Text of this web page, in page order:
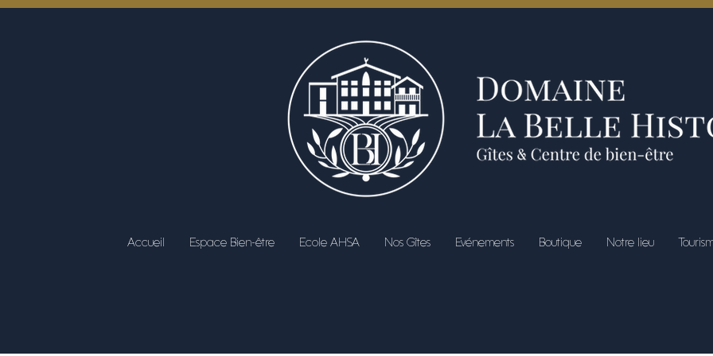
Accueil Espace Bien-être Ecole AHSA Nos Gîtes Evénements Boutique Notre lieu